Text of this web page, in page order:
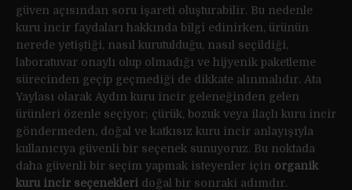
güven açısından soru işareti oluşturabilir. Bu nedenle
kuru incir faydaları hakkında bilgi edinirken, ürünün
nerede yetiştiği, nasıl kurutulduğu, nasıl seçildiği,
laboratuvar onaylı olup olmadığı ve hijyenik paketleme
sürecinden geçip geçmediği de dikkate alınmalıdır. Ata
Yaylası olarak Aydın kuru incir geleneğinden gelen
ürünleri özenle seçiyor; çürük, bozuk veya ilaçlı kuru incir
göndermeden, doğal ve katkısız kuru incir anlayışıyla
kullanıcıya güvenli bir seçenek sunuyoruz. Bu noktada
daha güvenli bir seçim yapmak isteyenler için organik
kuru incir seçenekleri doğal bir sonraki adımdır.